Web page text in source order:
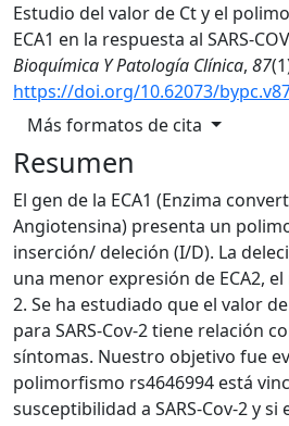
Estudio del valor de Ct y el
ECA1 en la respuesta al SARS-
Bioquímica Y Patología Clínica, 87
https://doi.org/10.62073/
Más formatos de cita
Resumen
El gen de la ECA1 (Enzima
Angiotensina) presenta un
inserción/ deleción (I/D). La
una menor expresión de ECA2, el
2. Se ha estudiado que el valor
para SARS-Cov-2 tiene relación
síntomas. Nuestro objetivo fue
polimorfismo rs4646994 está
susceptibilidad a SARS-Cov-2 y si